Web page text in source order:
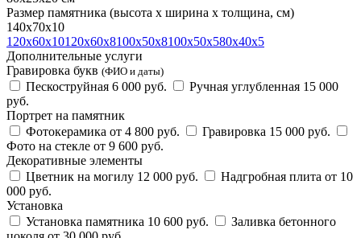
Размер памятника (высота х ширина х толщина, см)
140х70х10
120х60х10120х60х8100х50х8100х50х580х40х5
Дополнительные услуги
Гравировка букв (ФИО и даты)
Пескоструйная 6 000 руб. Ручная углубленная 15 000
руб.
Портрет на памятник
Фотокерамика от 4 800 руб. Гравировка 15 000 руб.
Фото на стекле от 9 600 руб.
Декоративные элементы
Цветник на могилу 12 000 руб. Надгробная плита от 10
000 руб.
Установка
Установка памятника 10 600 руб.
Заливка бетонного